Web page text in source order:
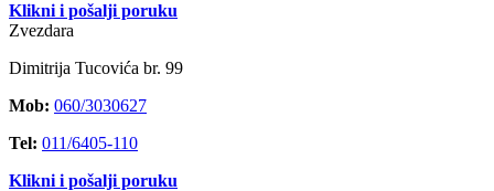
Klikni i pošalji poruku
Zvezdara
Dimitrija Tucovića br. 99
Mob: 060/3030627
Tel: 011/6405-110
Klikni i pošalji poruku